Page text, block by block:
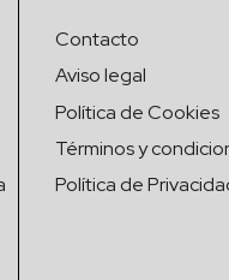
Contacto
Aviso legal
Política de Cookies
Términos y
Política de